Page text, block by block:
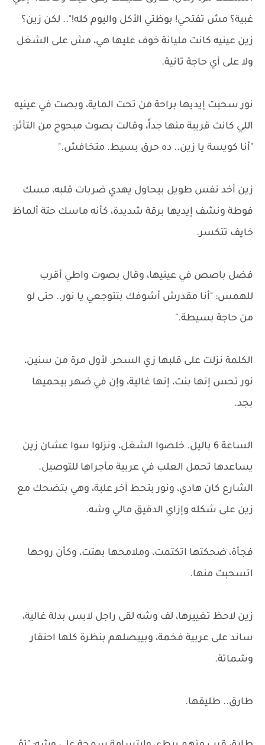
غبية؟ مش تفتحي! بوظتي الأكل واليوم كله!".. لكن زين؟
زين عينيه كانت مليانة خوف عليها هي، مش على الشغل
ولا على أي حاجة تانية.
نور سحبت إيديها براحة من تحت الماية، وبصت في عينيه
اللي كانت قريبة منها جداً، وقالت بصوت مبحوح من التأثر:
"أنا كويسة يا زين.. ده حرق بسيط. متخافش."
زين أخد نفس طويل بيحاول يهدي ضربات قلبه، مسك
فوطة ونشف إيديها برقة شديدة، كأنه ماسك حتة ألماظ
خايف تتكسر.
فضل باصص في عينيها، وقال بصوت واطي أقرب
للهمس: "أنا مقدرش أشوفك بتتوجعي يا نور.. حتى لو
من حاجة بسيطة."
الكلمة نزلت على قلبها زي السحر. لأول مرة من سنين،
نور تحس إنها بنت، إنها غالية، وإن في ضهر بيحميها
بجد.
الساعة 6 باليل. خلصوا الشغل، ونزلوا سوا عشان زين
يساعدها تحمل العلب في عربية مأجراها للتوصيل.
الشارع كان هادي، ونور بتحط آخر علبة، وهي بتضحك مع
زين على شكله وإزاي الدقيق مالي وشه.
فجأة، ضحكتها اتكتمت، وملامحها بهتت، وكأن روحها
اتسحبت منها.
زين لاحظ تغييرها، لف وشه لقى راجل لابس بدلة غالية،
ساند على عربية فخمة، وبيبصلهم بنظرة كلها احتقار
وشماتة.
طارق.. طليقها.